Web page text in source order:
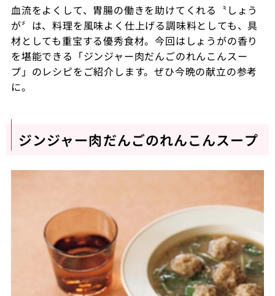
血流をよくして、胃腸の働きを助けてくれる〝しょう
が〞は、料理を風味よく仕上げる調味料としても、具
材としても重宝する優秀食材。今回はしょうがの香り
を堪能できる「ジンジャー肉だんごのれんこんスー
プ」のレシピをご紹介します。ぜひ今晩の献立の参考
に。
ジンジャー肉だんごのれんこんスープ